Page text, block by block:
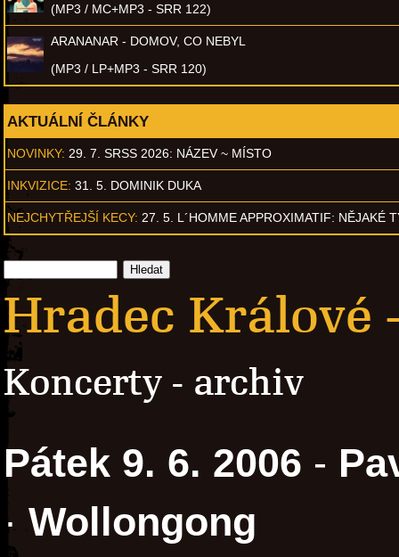
(MP3 / MC+MP3 - SRR 122)
ARANANAR - DOMOV, CO NEBYL
(MP3 / LP+MP3 - SRR 120)
AKTUÁLNÍ ČLÁNKY
NOVINKY: 29. 7. SRSS 2026: NÁZEV ~ MÍSTO
INKVIZICE: 31. 5. DOMINIK DUKA
NEJCHYTŘEJŠÍ KECY: 27. 5. L´HOMME APPROXIMATIF: NĚJAKÉ
Hradec Králové
Koncerty - archiv
Pátek 9. 6. 2006 -
· Wollongong